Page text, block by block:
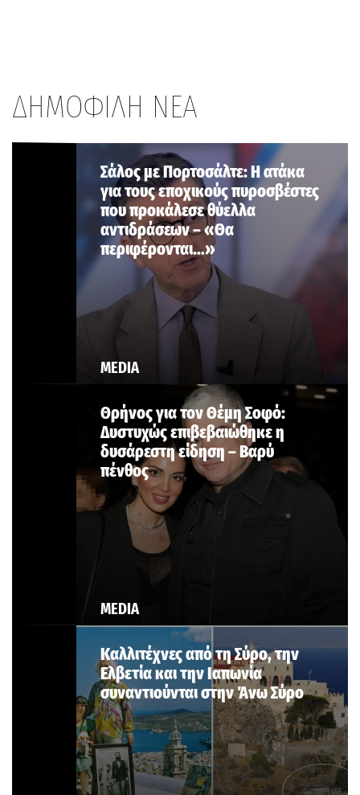
ΔΗΜΟΦΙΛΗ ΝΕΑ
MEDIA
Σάλος με Πορτοσάλτε: Η ατάκα
για τους εποχικούς πυροσβέστες
που προκάλεσε θύελλα
αντιδράσεων – «Θα
περιφέρονται…»
MEDIA
Θρήνος για τον Θέμη Σοφό:
Δυστυχώς επιβεβαιώθηκε η
δυσάρεστη είδηση – Βαρύ
πένθος
Καλλιτέχνες από τη Σύρο, την
Ελβετία και την Ιαπωνία
συναντιούνται στην Άνω Σύρο